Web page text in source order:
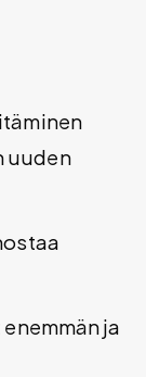
uuden
ja